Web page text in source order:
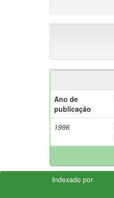
Ano de
publicação
1996
Indexado por